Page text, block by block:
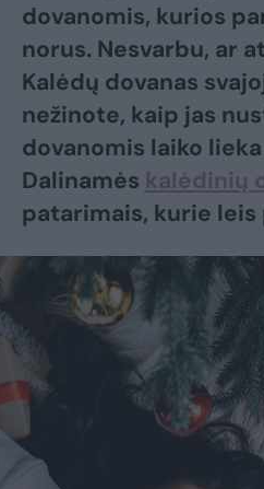
dovanomis, kurios
norus. Nesvarbu, ar
Kalėdų dovanas
nežinote, kaip jas
dovanomis laiko
Dalinamės kalėdinių
patarimais, kurie